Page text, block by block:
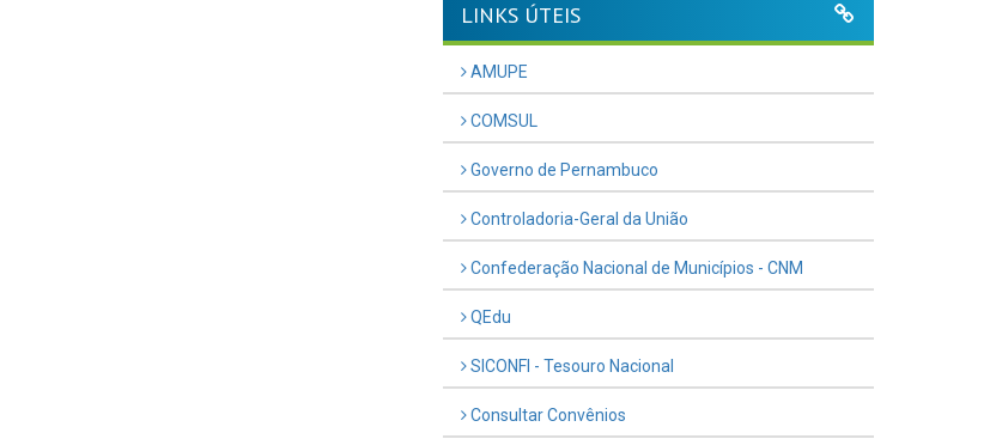
LINKS ÚTEIS
AMUPE
COMSUL
Governo de Pernambuco
Controladoria-Geral da União
Confederação Nacional de Municípios - CNM
QEdu
SICONFI - Tesouro Nacional
Consultar Convênios